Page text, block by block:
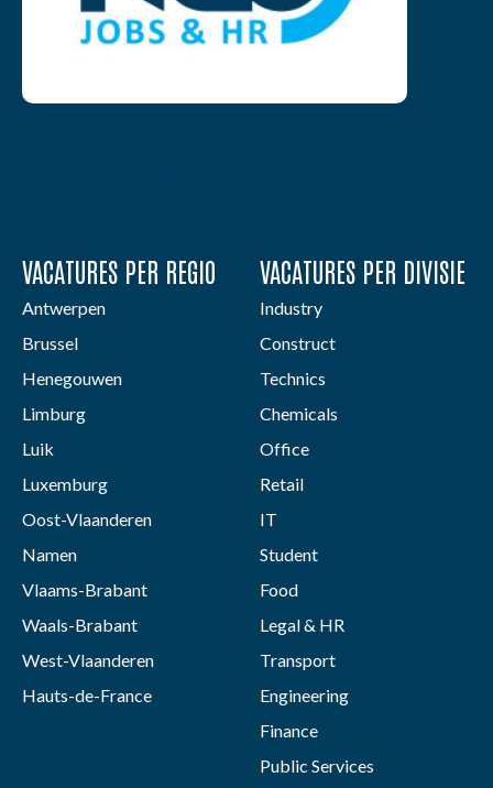
VACATURES PER REGIO
Antwerpen
Brussel
Henegouwen
Limburg
Luik
Luxemburg
Oost-Vlaanderen
Namen
Vlaams-Brabant
Waals-Brabant
West-Vlaanderen
Hauts-de-France
VACATURES PER DIVISIE
Industry
Construct
Technics
Chemicals
Office
Retail
IT
Student
Food
Legal & HR
Transport
Engineering
Finance
Public Services